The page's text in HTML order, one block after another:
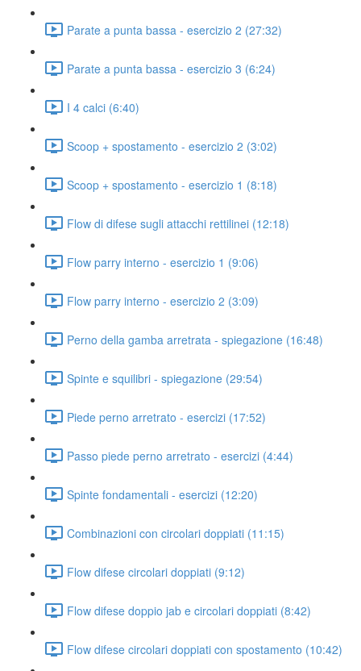
Parate a punta bassa - esercizio 2 (27:32)
Parate a punta bassa - esercizio 3 (6:24)
I 4 calci (6:40)
Scoop + spostamento - esercizio 2 (3:02)
Scoop + spostamento - esercizio 1 (8:18)
Flow di difese sugli attacchi rettilinei (12:18)
Flow parry interno - esercizio 1 (9:06)
Flow parry interno - esercizio 2 (3:09)
Perno della gamba arretrata - spiegazione (16:48)
Spinte e squilibri - spiegazione (29:54)
Piede perno arretrato - esercizi (17:52)
Passo piede perno arretrato - esercizi (4:44)
Spinte fondamentali - esercizi (12:20)
Combinazioni con circolari doppiati (11:15)
Flow difese circolari doppiati (9:12)
Flow difese doppio jab e circolari doppiati (8:42)
Flow difese circolari doppiati con spostamento (10:42)